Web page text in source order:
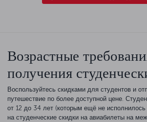
Возрастные
получения
Воспользуйтесь скидками для студентов и
путешествие по более доступной цене.
от 12 до 34 лет (которым ещё не
на студенческие скидки на авиабилеты на